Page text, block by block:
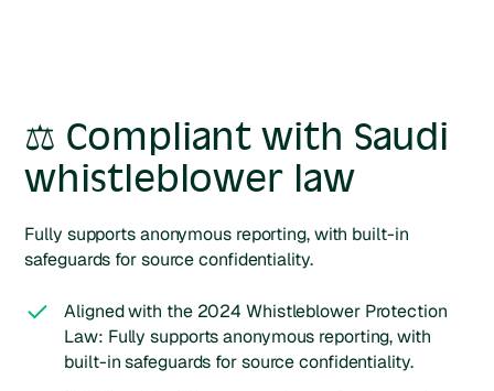
⚖️ Compliant with Saudi
whistleblower law
Fully supports anonymous reporting, with built-in
safeguards for source confidentiality.
Aligned with the 2024 Whistleblower Protection
Law: Fully supports anonymous reporting, with
built-in safeguards for source confidentiality.